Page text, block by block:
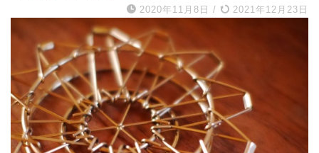
2020年11月8日 / 2021年12月23日